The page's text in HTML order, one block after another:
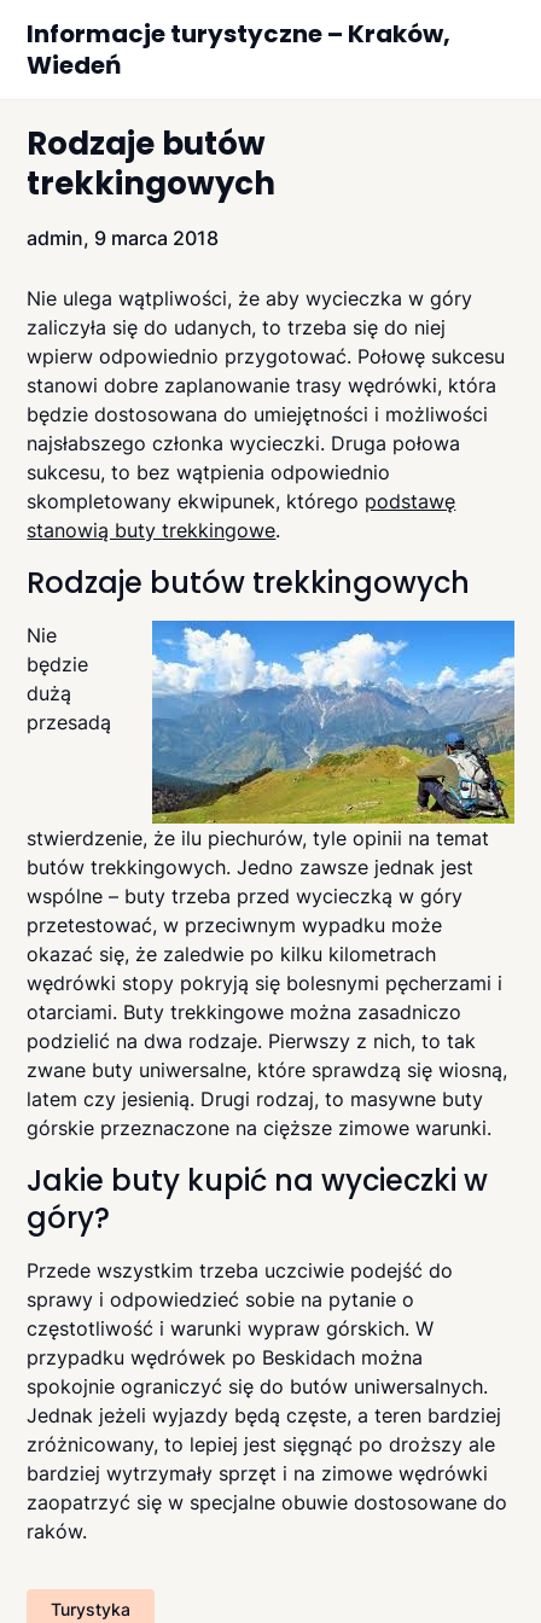
content
Informacje turystyczne – Kraków,
Wiedeń
Rodzaje butów
trekkingowych
admin, 9 marca 2018
Nie ulega wątpliwości, że aby wycieczka w góry
zaliczyła się do udanych, to trzeba się do niej
wpierw odpowiednio przygotować. Połowę sukcesu
stanowi dobre zaplanowanie trasy wędrówki, która
będzie dostosowana do umiejętności i możliwości
najsłabszego członka wycieczki. Druga połowa
sukcesu, to bez wątpienia odpowiednio
skompletowany ekwipunek, którego podstawę
stanowią buty trekkingowe.
Rodzaje butów trekkingowych
Nie
będzie
dużą
przesadą
stwierdzenie, że ilu piechurów, tyle opinii na temat
butów trekkingowych. Jedno zawsze jednak jest
wspólne – buty trzeba przed wycieczką w góry
przetestować, w przeciwnym wypadku może
okazać się, że zaledwie po kilku kilometrach
wędrówki stopy pokryją się bolesnymi pęcherzami i
otarciami. Buty trekkingowe można zasadniczo
podzielić na dwa rodzaje. Pierwszy z nich, to tak
zwane buty uniwersalne, które sprawdzą się wiosną,
latem czy jesienią. Drugi rodzaj, to masywne buty
górskie przeznaczone na cięższe zimowe warunki.
Jakie buty kupić na wycieczki w
góry?
Przede wszystkim trzeba uczciwie podejść do
sprawy i odpowiedzieć sobie na pytanie o
częstotliwość i warunki wypraw górskich. W
przypadku wędrówek po Beskidach można
spokojnie ograniczyć się do butów uniwersalnych.
Jednak jeżeli wyjazdy będą częste, a teren bardziej
zróżnicowany, to lepiej jest sięgnąć po droższy ale
bardziej wytrzymały sprzęt i na zimowe wędrówki
zaopatrzyć się w specjalne obuwie dostosowane do
raków.
Turystyka